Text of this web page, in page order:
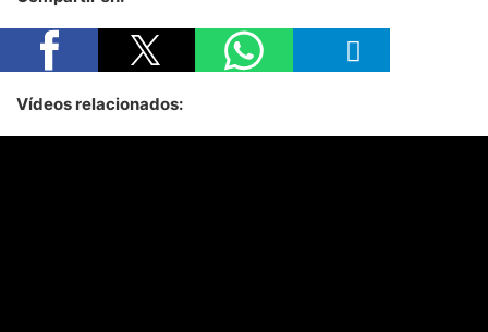
Vídeos relacionados: